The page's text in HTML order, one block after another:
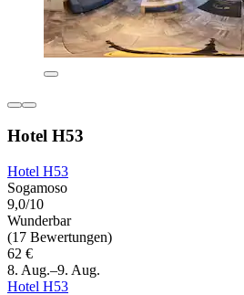
Hotel H53
Hotel H53
Sogamoso
9,0/10
Wunderbar
(17 Bewertungen)
62 €
8. Aug.–9. Aug.
Hotel H53